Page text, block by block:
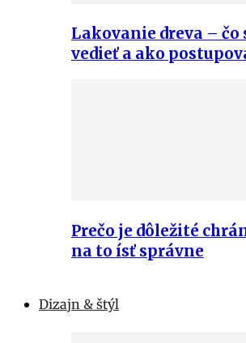
Lakovanie dreva – čo
vedieť a ako
Prečo je dôležité
na to ísť správne
Dizajn & štýl